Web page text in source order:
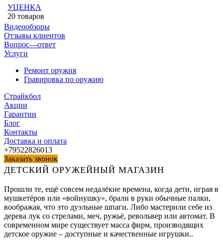
УЦЕНКА
20 товаров
Видеообзоры
Отзывы клиентов
Вопрос—ответ
Услуги
Ремонт оружия
Гравировка по оружию
Страйкбол
Акции
Гарантии
Блог
Контакты
Доставка и оплата
+79522826013
Заказать звонок
ДЕТСКИЙ ОРУЖЕЙНЫЙ МАГАЗИН
Прошли те, ещё совсем недалёкие времена, когда дети, играя в
мушкетёров или «войнушку», брали в руки обычные палки,
воображая, что это дуэльные шпаги. Либо мастерили себе из
дерева лук со стрелами, меч, ружьё, револьвер или автомат. В
современном мире существует масса фирм, производящих
детское оружие – доступные и качественные игрушки..